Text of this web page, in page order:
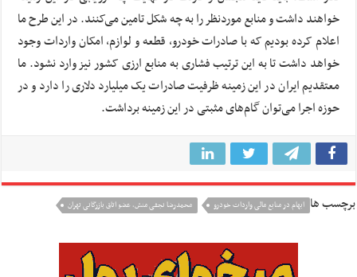
خواهند داشت و منابع موردنظر را به چه شکل تامین می‌کنند. در این طرح ما
اعلام کرده بودیم که با صادرات خودرو، قطعه و لوازم، امکان واردات وجود
خواهد داشت تا به این ترتیب فشاری به منابع ارزی کشور نیز وارد نشود. ما
معتقدیم ایران در این زمینه ظرفیت صادرات یک میلیارد دلاری را دارد و در
حوزه اجرا می‌توان گام‌های مثبتی در این زمینه برداشت.
برچسب ها ابهام در منابع مالی واردات خودرو محمدرضا نجفی منش، عضو اتاق بازرگانی تهران